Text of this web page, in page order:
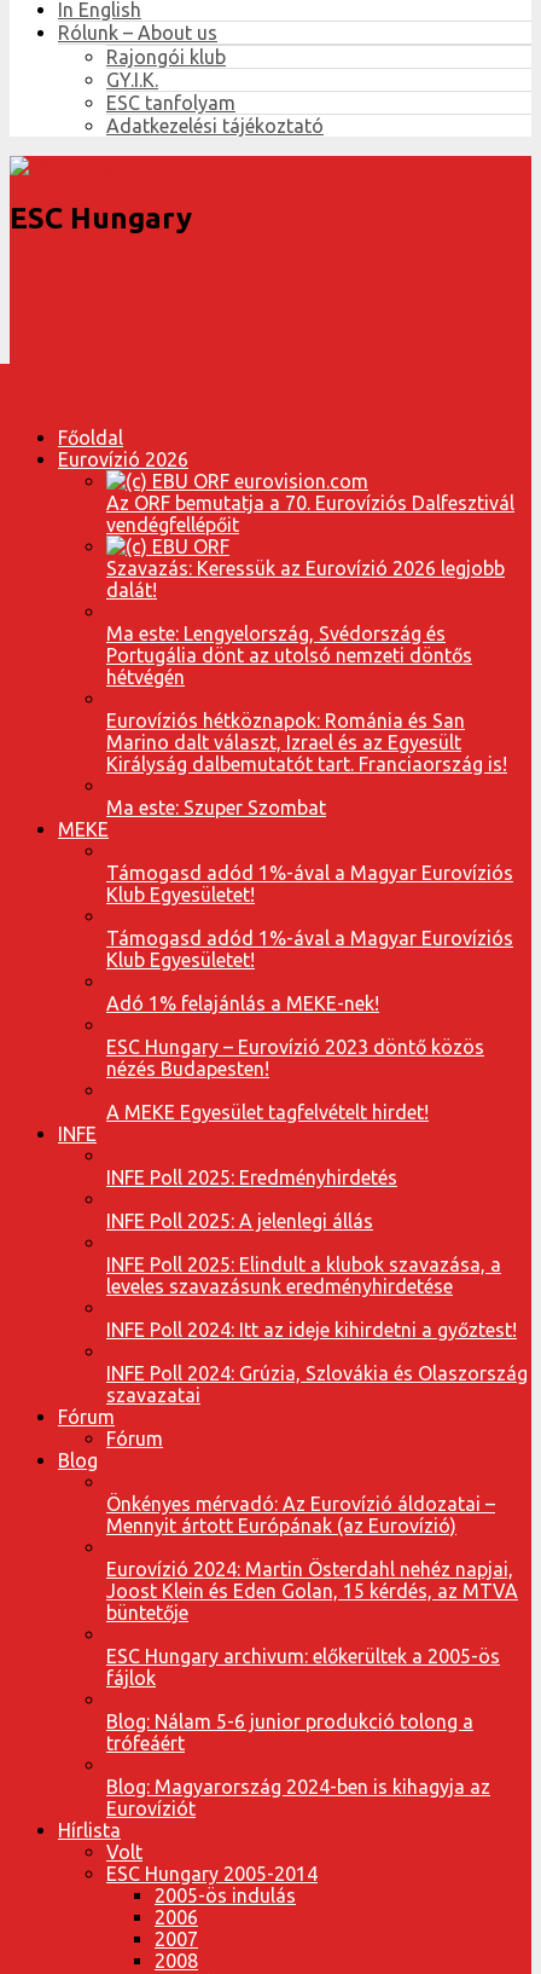
In English
Rólunk – About us
Rajongói klub
GY.I.K.
ESC tanfolyam
Adatkezelési tájékoztató
ESC Hungary
Főoldal
Eurovízió 2026
Az ORF bemutatja a 70. Eurovíziós Dalfesztivál
vendégfellépőit
Szavazás: Keressük az Eurovízió 2026 legjobb
dalát!
Ma este: Lengyelország, Svédország és
Portugália dönt az utolsó nemzeti döntős
hétvégén
Eurovíziós hétköznapok: Románia és San
Marino dalt választ, Izrael és az Egyesült
Királyság dalbemutatót tart. Franciaország is!
Ma este: Szuper Szombat
MEKE
Támogasd adód 1%-ával a Magyar Eurovíziós
Klub Egyesületet!
Támogasd adód 1%-ával a Magyar Eurovíziós
Klub Egyesületet!
Adó 1% felajánlás a MEKE-nek!
ESC Hungary – Eurovízió 2023 döntő közös
nézés Budapesten!
A MEKE Egyesület tagfelvételt hirdet!
INFE
INFE Poll 2025: Eredményhirdetés
INFE Poll 2025: A jelenlegi állás
INFE Poll 2025: Elindult a klubok szavazása, a
leveles szavazásunk eredményhirdetése
INFE Poll 2024: Itt az ideje kihirdetni a győztest!
INFE Poll 2024: Grúzia, Szlovákia és Olaszország
szavazatai
Fórum
Fórum
Blog
Önkényes mérvadó: Az Eurovízió áldozatai –
Mennyit ártott Európának (az Eurovízió)
Eurovízió 2024: Martin Österdahl nehéz napjai,
Joost Klein és Eden Golan, 15 kérdés, az MTVA
büntetője
ESC Hungary archivum: előkerültek a 2005-ös
fájlok
Blog: Nálam 5-6 junior produkció tolong a
trófeáért
Blog: Magyarország 2024-ben is kihagyja az
Eurovíziót
Hírlista
Volt
ESC Hungary 2005-2014
2005-ös indulás
2006
2007
2008